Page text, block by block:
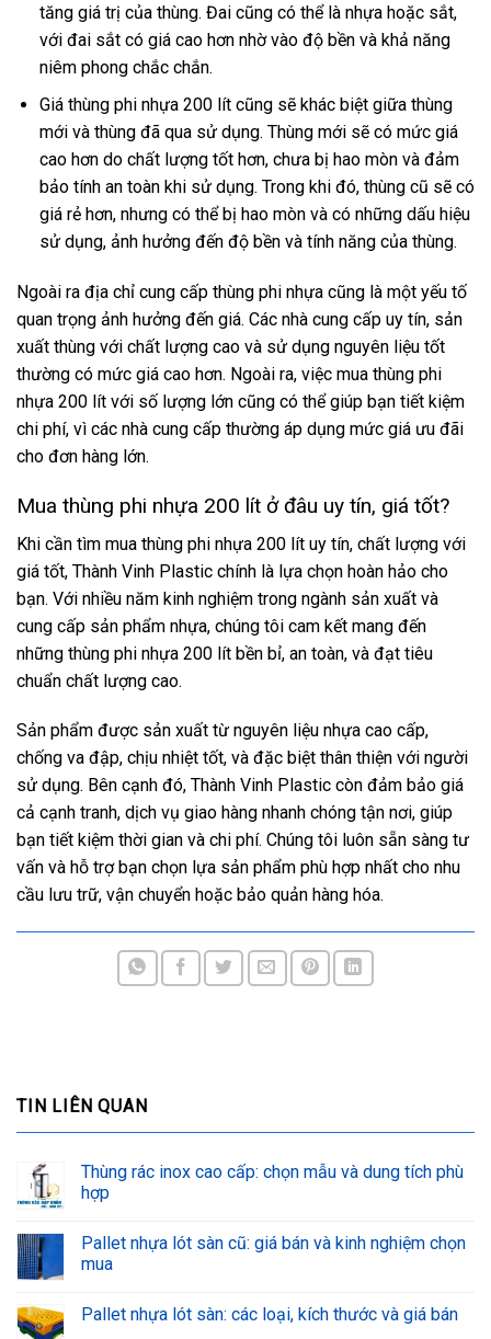
tăng giá trị của thùng. Đai cũng có thể là nhựa hoặc sắt,
với đai sắt có giá cao hơn nhờ vào độ bền và khả năng
niêm phong chắc chắn.
Giá thùng phi nhựa 200 lít cũng sẽ khác biệt giữa thùng
mới và thùng đã qua sử dụng. Thùng mới sẽ có mức giá
cao hơn do chất lượng tốt hơn, chưa bị hao mòn và đảm
bảo tính an toàn khi sử dụng. Trong khi đó, thùng cũ sẽ có
giá rẻ hơn, nhưng có thể bị hao mòn và có những dấu hiệu
sử dụng, ảnh hưởng đến độ bền và tính năng của thùng.
Ngoài ra địa chỉ cung cấp thùng phi nhựa cũng là một yếu tố
quan trọng ảnh hưởng đến giá. Các nhà cung cấp uy tín, sản
xuất thùng với chất lượng cao và sử dụng nguyên liệu tốt
thường có mức giá cao hơn. Ngoài ra, việc mua thùng phi
nhựa 200 lít với số lượng lớn cũng có thể giúp bạn tiết kiệm
chi phí, vì các nhà cung cấp thường áp dụng mức giá ưu đãi
cho đơn hàng lớn.
Mua thùng phi nhựa 200 lít ở đâu uy tín, giá tốt?
Khi cần tìm mua thùng phi nhựa 200 lít uy tín, chất lượng với
giá tốt, Thành Vinh Plastic chính là lựa chọn hoàn hảo cho
bạn. Với nhiều năm kinh nghiệm trong ngành sản xuất và
cung cấp sản phẩm nhựa, chúng tôi cam kết mang đến
những thùng phi nhựa 200 lít bền bỉ, an toàn, và đạt tiêu
chuẩn chất lượng cao.
Sản phẩm được sản xuất từ nguyên liệu nhựa cao cấp,
chống va đập, chịu nhiệt tốt, và đặc biệt thân thiện với người
sử dụng. Bên cạnh đó, Thành Vinh Plastic còn đảm bảo giá
cả cạnh tranh, dịch vụ giao hàng nhanh chóng tận nơi, giúp
bạn tiết kiệm thời gian và chi phí. Chúng tôi luôn sẵn sàng tư
vấn và hỗ trợ bạn chọn lựa sản phẩm phù hợp nhất cho nhu
cầu lưu trữ, vận chuyển hoặc bảo quản hàng hóa.
TIN LIÊN QUAN
Thùng rác inox cao cấp: chọn mẫu và dung tích phù
hợp
Pallet nhựa lót sàn cũ: giá bán và kinh nghiệm chọn
mua
Pallet nhựa lót sàn: các loại, kích thước và giá bán